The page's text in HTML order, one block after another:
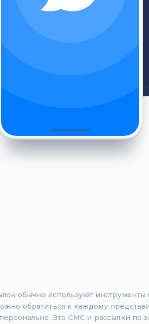
обычно используют инструменты
обратиться к каждому
Это СМС и рассылки по